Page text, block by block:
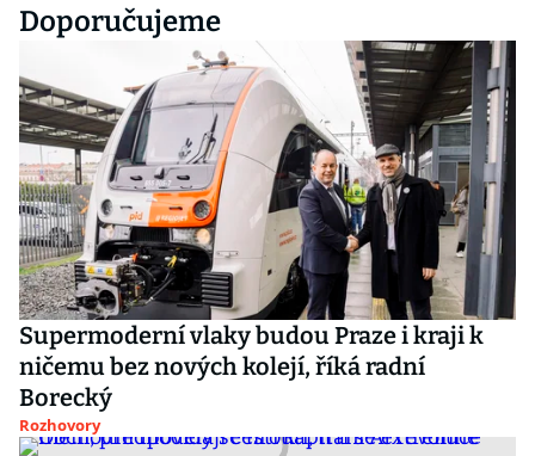
Doporučujeme
Supermoderní vlaky budou Praze i kraji k
ničemu bez nových kolejí, říká radní
Borecký
Rozhovory